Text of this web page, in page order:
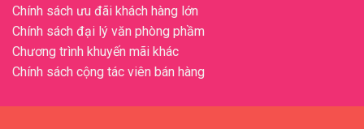
Chính sách ưu đãi khách hàng lớn
Chính sách đại lý văn phòng phầm
Chương trình khuyến mãi khác
Chính sách cộng tác viên bán hàng